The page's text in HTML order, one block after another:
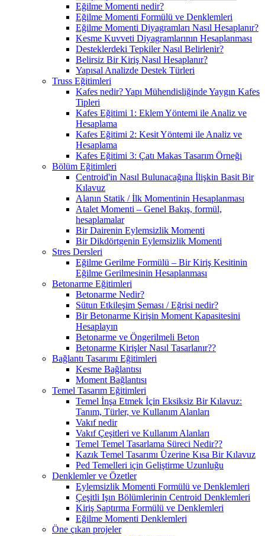
Eğilme Momenti nedir?
Eğilme Momenti Formülü ve Denklemleri
Eğilme Momenti Diyagramları Nasıl Hesaplanır?
Kesme Kuvveti Diyagramlarının Hesaplanması
Desteklerdeki Tepkiler Nasıl Belirlenir?
Belirsiz Bir Kiriş Nasıl Hesaplanır?
Yapısal Analizde Destek Türleri
Truss Eğitimleri
Kafes nedir? Yapı Mühendisliğinde Yaygın Kafes
Tipleri
Kafes Eğitimi 1: Eklem Yöntemi ile Analiz ve
Hesaplama
Kafes Eğitimi 2: Kesit Yöntemi ile Analiz ve
Hesaplama
Kafes Eğitimi 3: Çatı Makas Tasarım Örneği
Bölüm Eğitimleri
Centroid'in Nasıl Bulunacağına İlişkin Basit Bir
Kılavuz
Alanın Statik / İlk Momentinin Hesaplanması
Atalet Momenti – Genel Bakış, formül,
hesaplamalar
Bir Dairenin Eylemsizlik Momenti
Bir Dikdörtgenin Eylemsizlik Momenti
Stres Dersleri
Eğilme Gerilme Formülü – Bir Kiriş Kesitinin
Eğilme Gerilmesinin Hesaplanması
Betonarme Eğitimleri
Betonarme Nedir?
Sütun Etkileşim Şeması / Eğrisi nedir?
Bir Betonarme Kirişin Moment Kapasitesini
Hesaplayın
Betonarme ve Öngerilmeli Beton
Betonarme Kirişler Nasıl Tasarlanır??
Bağlantı Tasarımı Eğitimleri
Kesme Bağlantısı
Moment Bağlantısı
Temel Tasarım Eğitimleri
Temel İnşa Etmek İçin Eksiksiz Bir Kılavuz:
Tanım, Türler, ve Kullanım Alanları
Vakıf nedir
Vakıf Çeşitleri ve Kullanım Alanları
Temel Temel Tasarlama Süreci Nedir??
Kazık Temel Tasarımı Üzerine Kısa Bir Kılavuz
Ped Temelleri için Geliştirme Uzunluğu
Denklemler ve Özetler
Eylemsizlik Momenti Formülü ve Denklemleri
Çeşitli Işın Bölümlerinin Centroid Denklemleri
Kiriş Saptırma Formülü ve Denklemleri
Eğilme Momenti Denklemleri
Öne çıkan projeler